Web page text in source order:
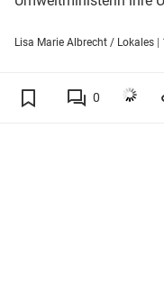
Lisa Marie Albrecht / Lokales |
0